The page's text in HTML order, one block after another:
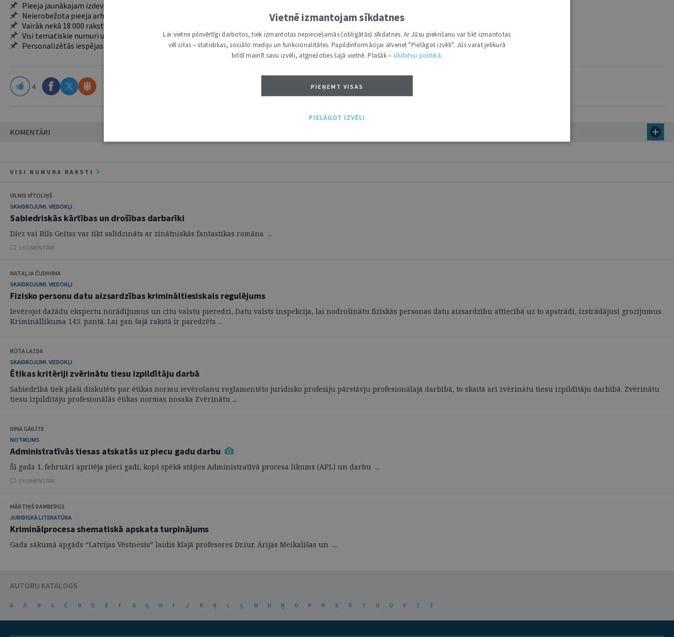
Pieeja jaunākajam izdevumam
Neierobežota pieeja arhīvam – 24 h/7 d.
Vairāk nekā 18 000 rakstu un 2000 autoru
Visi tematiskie numuri un ikgadējie grāmatžurnāli
Personalizētās iespējas – piezīmes, citāti, mapes
4
KOMENTĀRI
VISI NUMURA RAKSTI
VILNIS VĪTOLIŅŠ
SKAIDROJUMI. VIEDOKĻI
Sabiedriskās kārtības un drošības darbarīki
Diez vai Bils Geitss var tikt salīdzināts ar zinātniskās fantastikas romāna ...
1 KOMENTĀRI
NATAĻJA ČUDIHINA
SKAIDROJUMI. VIEDOKĻI
Fizisko personu datu aizsardzības krimināltiesiskais regulējums
Ievērojot dažādu ekspertu norādījumus un citu valstu pieredzi, Datu valsts inspekcija, lai nodrošinātu fiziskās personas datu aizsardzību attiecībā uz to apstrādi, izstrādājusi grozījumus
Krimināllikuma 145. pantā. Lai gan šajā rakstā ir paredzēts ...
RŪTA LAZDA
SKAIDROJUMI. VIEDOKĻI
Ētikas kritēriji zvērinātu tiesu izpildītāju darbā
Sabiedrībā tiek plaši diskutēts par ētikas normu ievērošanu reglamentēto juridisko profesiju pārstāvju profesionālajā darbībā, to skaitā arī zvērinātu tiesu izpildītāju darbībā. Zvērinātu
tiesu izpildītāju profesionālās ētikas normas nosaka Zvērinātu ...
DINA GAILĪTE
NOTIKUMS
Administratīvās tiesas atskatās uz piecu gadu darbu
Šī gada 1. februārī apritēja pieci gadi, kopš spēkā stājies Administratīvā procesa likums (APL) un darbu ...
3 KOMENTĀRI
MĀRTIŅŠ DAMBERGS
JURIDISKĀ LITERATŪRA
Kriminālprocesa shematiskā apskata turpinājums
Gada sākumā apgāds “Latvijas Vēstnesis” laidis klajā profesores Dr.iur. Ārijas Meikališas un ...
AUTORU KATALOGS
A Ā B C Č D E Ē F G Ģ H I J K Ķ L Ļ M N Ņ O P R S Š T U Ū V Z Ž
Vietnē izmantojam sīkdatnes
Lai vietne pilnvērtīgi darbotos, tiek izmantotas nepieciešamās (obligātās) sīkdatnes. Ar Jūsu piekrišanu var tikt izmantotas
vēl citas – statistikas, sociālo mediju un funkcionalitātes. Papildinformācijai atveriet "Pielāgot izvēli". Jūs varat jebkurā
brīdī mainīt savu izvēli, atgriežoties šajā vietnē. Plašāk – sīkdatņu politikā.
PIEŅEMT VISAS
PIELĀGOT IZVĒLI